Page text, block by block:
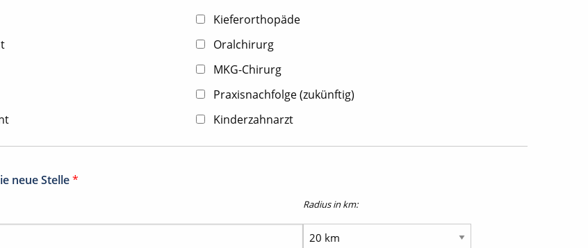
Kieferorthopäde
Oralchirurg
MKG-Chirurg
Praxisnachfolge (zukünftig)
Kinderzahnarzt
neue Stelle*
Radius in km: